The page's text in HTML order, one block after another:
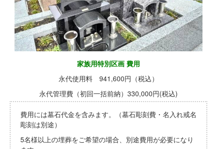
家族用特別区画 費用
永代使用料 941,600円（税込）
永代管理費（初回一括前納）330,000円(税込)
費用には墓石代金を含みます。（墓石彫刻費・名入れ戒名
彫刻は別途）
5名様以上の埋葬をご希望の場合、別途費用が必要になり